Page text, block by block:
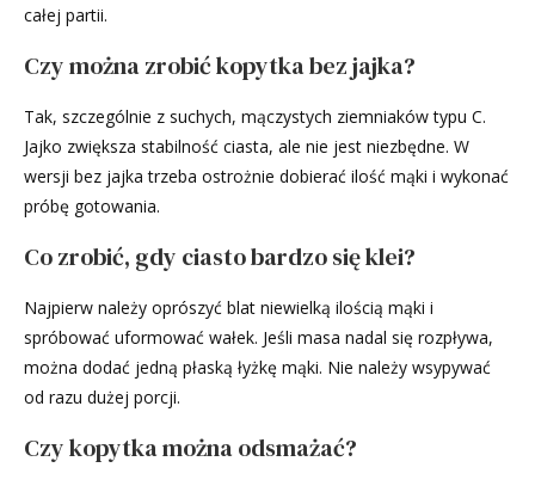
całej partii.
Czy można zrobić kopytka bez jajka?
Tak, szczególnie z suchych, mączystych ziemniaków typu C.
Jajko zwiększa stabilność ciasta, ale nie jest niezbędne. W
wersji bez jajka trzeba ostrożnie dobierać ilość mąki i wykonać
próbę gotowania.
Co zrobić, gdy ciasto bardzo się klei?
Najpierw należy oprószyć blat niewielką ilością mąki i
spróbować uformować wałek. Jeśli masa nadal się rozpływa,
można dodać jedną płaską łyżkę mąki. Nie należy wsypywać
od razu dużej porcji.
Czy kopytka można odsmażać?